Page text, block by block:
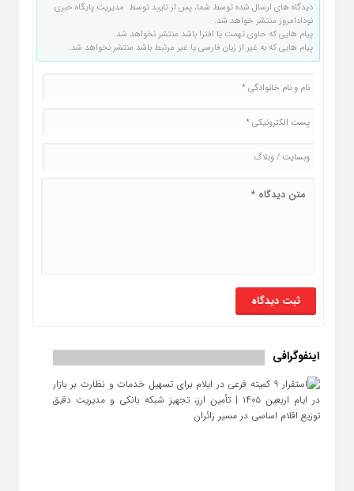
دیدگاه های ارسال شده توسط شما، پس از تایید توسط مدیریت پایگاه خبری
نودادامروز منتشر خواهد شد.
پیام هایی که حاوی تهمت یا افترا باشد منتشر نخواهد شد.
پیام هایی که به غیر از زبان فارسی یا غیر مرتبط باشد منتشر نخواهد شد.
اینفوگرافی